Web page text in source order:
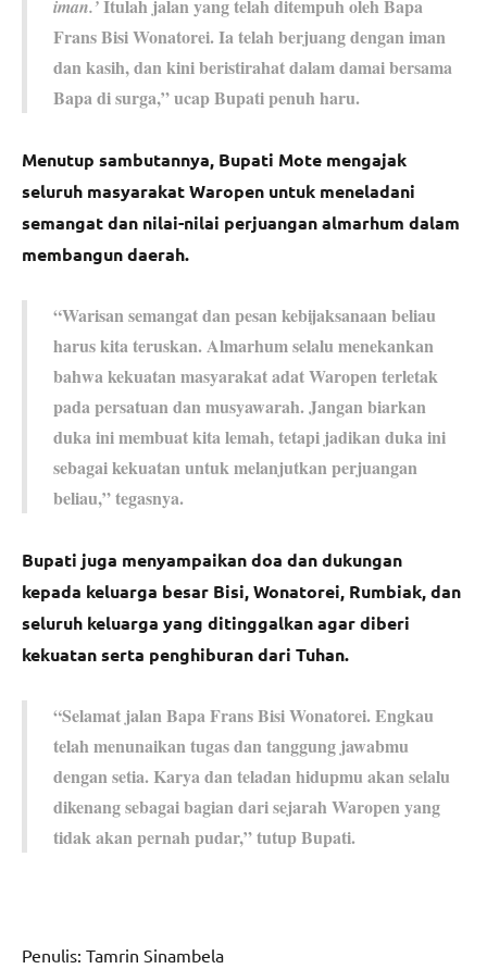
iman.’Itulah jalan yang telah ditempuh oleh Bapa
Frans Bisi Wonatorei. Ia telah berjuang dengan iman
dan kasih, dan kini beristirahat dalam damai bersama
Bapa di surga,” ucap Bupati penuh haru.
Menutup sambutannya, Bupati Mote mengajak
seluruh masyarakat Waropen untuk meneladani
semangat dan nilai-nilai perjuangan almarhum dalam
membangun daerah.
“Warisan semangat dan pesan kebijaksanaan beliau
harus kita teruskan. Almarhum selalu menekankan
bahwa kekuatan masyarakat adat Waropen terletak
pada persatuan dan musyawarah. Jangan biarkan
duka ini membuat kita lemah, tetapi jadikan duka ini
sebagai kekuatan untuk melanjutkan perjuangan
beliau,” tegasnya.
Bupati juga menyampaikan doa dan dukungan
kepada keluarga besar Bisi, Wonatorei, Rumbiak, dan
seluruh keluarga yang ditinggalkan agar diberi
kekuatan serta penghiburan dari Tuhan.
“Selamat jalan Bapa Frans Bisi Wonatorei. Engkau
telah menunaikan tugas dan tanggung jawabmu
dengan setia. Karya dan teladan hidupmu akan selalu
dikenang sebagai bagian dari sejarah Waropen yang
tidak akan pernah pudar,” tutup Bupati.
Penulis: Tamrin Sinambela